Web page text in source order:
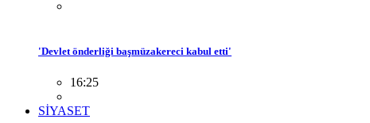
'Devlet önderliği başmüzakereci kabul etti'
16:25
SİYASET